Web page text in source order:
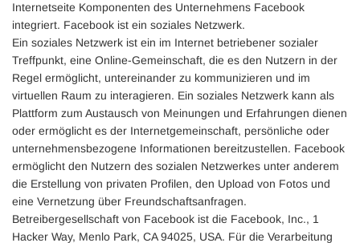
Internetseite Komponenten des Unternehmens Facebook
integriert. Facebook ist ein soziales Netzwerk.
Ein soziales Netzwerk ist ein im Internet betriebener sozialer
Treffpunkt, eine Online-Gemeinschaft, die es den Nutzern in der
Regel ermöglicht, untereinander zu kommunizieren und im
virtuellen Raum zu interagieren. Ein soziales Netzwerk kann als
Plattform zum Austausch von Meinungen und Erfahrungen dienen
oder ermöglicht es der Internetgemeinschaft, persönliche oder
unternehmensbezogene Informationen bereitzustellen. Facebook
ermöglicht den Nutzern des sozialen Netzwerkes unter anderem
die Erstellung von privaten Profilen, den Upload von Fotos und
eine Vernetzung über Freundschaftsanfragen.
Betreibergesellschaft von Facebook ist die Facebook, Inc., 1
Hacker Way, Menlo Park, CA 94025, USA. Für die Verarbeitung